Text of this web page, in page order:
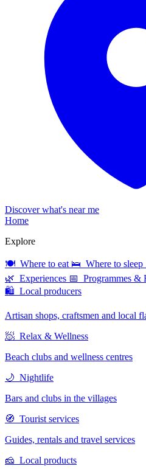
Discover what's near me
Home
Explore
🍽 Where to eat 🛌 Where to sleep
🌿 Experiences 📅 Programmes &
🛍 Local producers
Artisan shops, craftsmen and local
🧖 Relax & Wellness
Beach clubs and wellness centres
🌙 Nightlife
Bars and clubs in the villages
🧭 Tourist services
Guides, rentals and travel services
🧀 Local products